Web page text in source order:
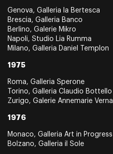
Genova, Galleria la Bertesca
Brescia, Galleria Banco
Berlino, Galerie Mikro
Napoli, Studio Lia Rumma
Milano, Galleria Daniel Templon
1975
Roma, Galleria Sperone
Torino, Galleria Claudio Bottello
Zurigo, Galerie Annemarie Verna
1976
Monaco, Galleria Art in Progress
Bolzano, Galleria il Sole